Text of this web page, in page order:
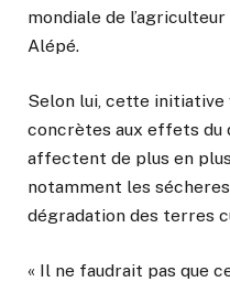
mondiale de l’agriculteur
Alépé.
Selon lui, cette initiative
concrètes aux effets du
affectent de plus en
notamment les
dégradation des terres
« Il ne faudrait pas que